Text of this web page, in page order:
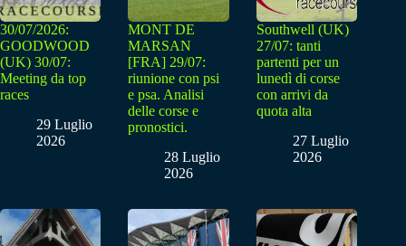
30/07/2026:
GOODWOOD
(UK) 30/07:
Meeting da top
races
29 Luglio
2026
MONT DE
MARSAN
[FRA] 29/07:
riunione con psi
e psa. Analisi
delle corse e
pronostici.
28 Luglio
2026
Southwell (UK)
27/07: tanti
partenti per un
lunedì di corse
con arrivi da
quota alta
27 Luglio
2026